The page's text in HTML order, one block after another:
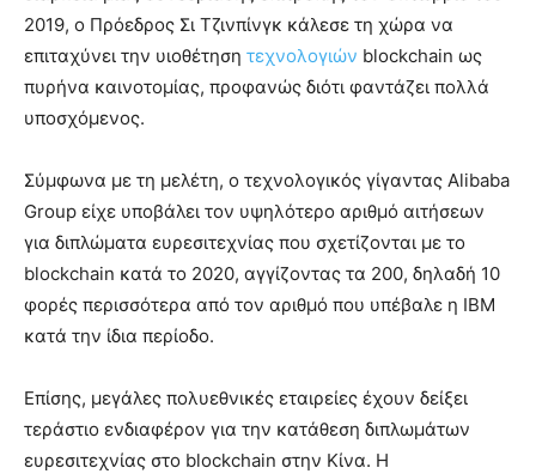
2019, ο Πρόεδρος Σι Τζινπίνγκ κάλεσε τη χώρα να
επιταχύνει την υιοθέτηση τεχνολογιών blockchain ως
πυρήνα καινοτομίας, προφανώς διότι φαντάζει πολλά
υποσχόμενος.
Σύμφωνα με τη μελέτη, ο τεχνολογικός γίγαντας Alibaba
Group είχε υποβάλει τον υψηλότερο αριθμό αιτήσεων
για διπλώματα ευρεσιτεχνίας που σχετίζονται με το
blockchain κατά το 2020, αγγίζοντας τα 200, δηλαδή 10
φορές περισσότερα από τον αριθμό που υπέβαλε η IBM
κατά την ίδια περίοδο.
Επίσης, μεγάλες πολυεθνικές εταιρείες έχουν δείξει
τεράστιο ενδιαφέρον για την κατάθεση διπλωμάτων
ευρεσιτεχνίας στο blockchain στην Κίνα. Η